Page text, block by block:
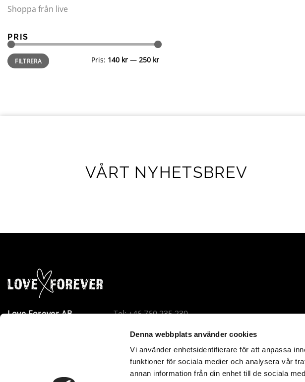
Denna webbplats använder cookies
Vi använder enhetsidentifierare för att anpassa
funktioner för sociala medier och analysera vår
annan information från din enhet till de sociala
Shoppa från live
PRIS
Min
pris
Max
prisFILTRERA Pris: 140 kr — 250 kr
VÅRT NYHETSBREV
Love Forever AB
Tel: +46 760 235 230
Org.nr: 556778-8475
Innehar F-skattesedel
Love Forever är VOEC-registrerat i Norge. Beställningar under 3 000 SEK